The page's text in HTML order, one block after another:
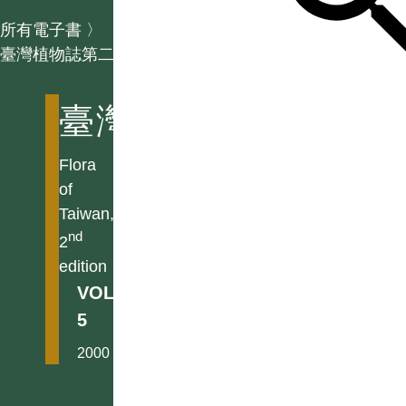
所有電子書 〉
臺灣植物誌第二版
臺灣植物誌第二版
Flora
of
Taiwan,
2nd
edition
VOL.
5
2000